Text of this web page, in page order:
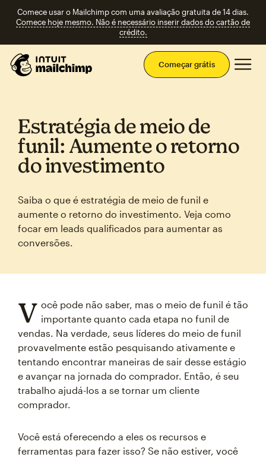
Comece usar o Mailchimp com uma avaliação gratuita de 14 dias.
Comece hoje mesmo. Não é necessário inserir dados do cartão de
crédito.
Começar grátis
Estratégia de meio de
funil: Aumente o retorno
do investimento
Saiba o que é estratégia de meio de funil e
aumente o retorno do investimento. Veja como
focar em leads qualificados para aumentar as
conversões.
V ocê pode não saber, mas o meio de funil é tão
importante quanto cada etapa no funil de
vendas. Na verdade, seus líderes do meio de funil
provavelmente estão pesquisando ativamente e
tentando encontrar maneiras de sair desse estágio
e avançar na jornada do comprador. Então, é seu
trabalho ajudá-los a se tornar um cliente
comprador.
Você está oferecendo a eles os recursos e
ferramentas para fazer isso? Se não estiver, você